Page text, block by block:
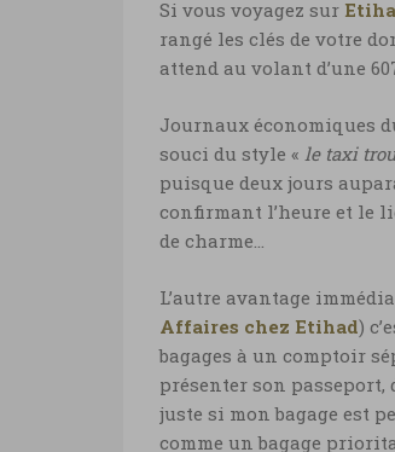
Si vous voyagez sur
rangé les clés de votre
attend au volant d’une
Journaux économiques
souci du style « le taxi
puisque deux jours
confirmant l’heure et le
de charme…
L’autre avantage
Affaires chez Etihad)
bagages à un comptoir
présenter son passeport,
juste si mon bagage est
comme un bagage